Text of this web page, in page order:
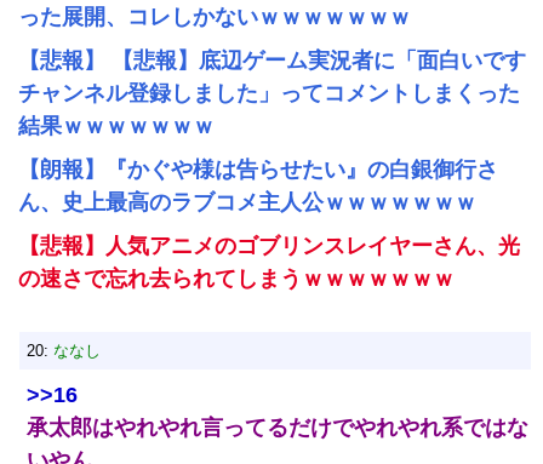
った展開、コレしかないｗｗｗｗｗｗｗ
【悲報】 【悲報】底辺ゲーム実況者に「面白いです
チャンネル登録しました」ってコメントしまくった
結果ｗｗｗｗｗｗｗ
【朗報】『かぐや様は告らせたい』の白銀御行さ
ん、史上最高のラブコメ主人公ｗｗｗｗｗｗｗ
【悲報】人気アニメのゴブリンスレイヤーさん、光
の速さで忘れ去られてしまうｗｗｗｗｗｗｗ
20: ななし
>>16
承太郎はやれやれ言ってるだけでやれやれ系ではな